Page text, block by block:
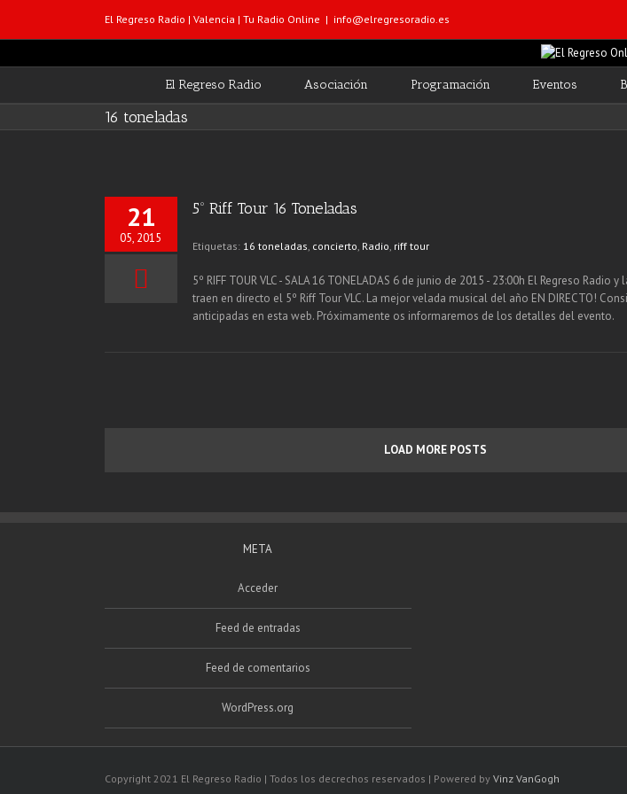
El Regreso Radio | Valencia | Tu Radio Online | info@elregresoradio.es
El Regreso Radio Asociación Programación Eventos
16 toneladas
21
05, 2015
5º Riff Tour 16 Toneladas
Etiquetas: 16 toneladas concierto Radio riff tour
5º RIFF TOUR VLC - SALA 16 TONELADAS 6 de junio de 2015 - 23:00h El Regreso Radio
traen en directo el 5º Riff Tour VLC. La mejor velada musical del año EN DIRECTO!
anticipadas en esta web. Próximamente os informaremos de los detalles del evento.
LOAD MORE POSTS
META
Acceder
Feed de entradas
Feed de comentarios
WordPress.org
Copyright 2021 El Regreso Radio | Todos los decrechos reservados | Powered by Vinz VanGogh